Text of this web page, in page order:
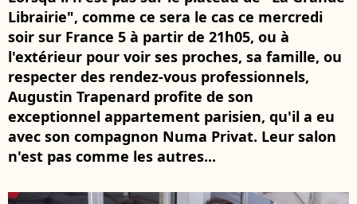
Librairie", comme ce sera le cas ce mercredi
soir sur France 5 à partir de 21h05, ou à
l'extérieur pour voir ses proches, sa famille, ou
respecter des rendez-vous professionnels,
Augustin Trapenard profite de son
exceptionnel appartement parisien, qu'il a eu
avec son compagnon Numa Privat. Leur salon
n'est pas comme les autres...